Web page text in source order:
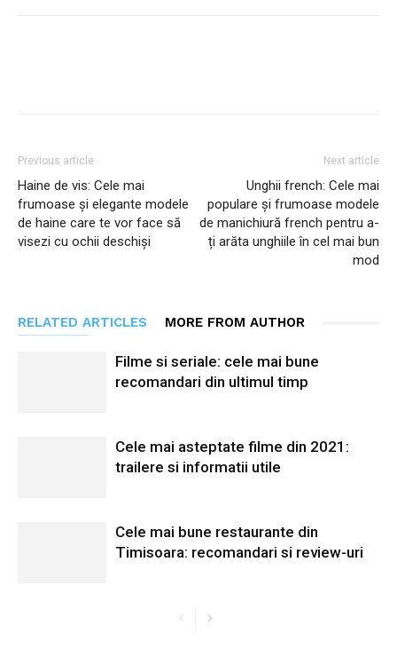
Previous article
Haine de vis: Cele mai
frumoase și elegante modele
de haine care te vor face să
visezi cu ochii deschiși
Next article
Unghii french: Cele mai
populare și frumoase modele
de manichiură french pentru a-
ți arăta unghiile în cel mai bun
mod
RELATED ARTICLES MORE FROM AUTHOR
Filme si seriale: cele mai bune
recomandari din ultimul timp
Cele mai asteptate filme din 2021:
trailere si informatii utile
Cele mai bune restaurante din
Timisoara: recomandari si review-uri